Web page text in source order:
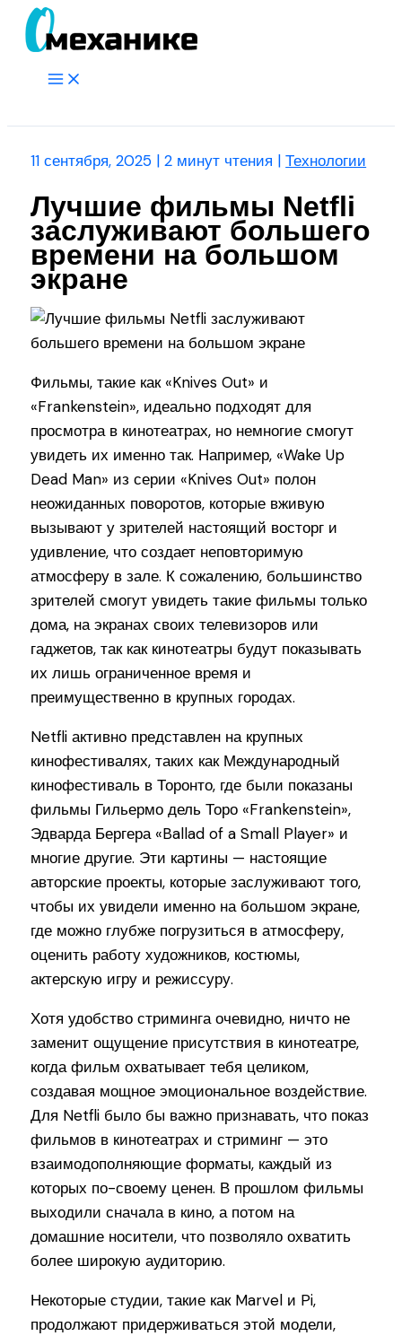
Перейти
Main
11 сентября, 2025 |2 минут чтения |Технологии
Лучшие фильмы Netfli
заслуживают большего
времени на большом
экране
Фильмы, такие как «Knives Out» и
«Frankenstein», идеально подходят для
просмотра в кинотеатрах, но немногие смогут
увидеть их именно так. Например, «Wake Up
Dead Man» из серии «Knives Out» полон
неожиданных поворотов, которые вживую
вызывают у зрителей настоящий восторг и
удивление, что создает неповторимую
атмосферу в зале. К сожалению, большинство
зрителей смогут увидеть такие фильмы только
дома, на экранах своих телевизоров или
гаджетов, так как кинотеатры будут показывать
их лишь ограниченное время и
преимущественно в крупных городах.
Netfli активно представлен на крупных
кинофестивалях, таких как Международный
кинофестиваль в Торонто, где были показаны
фильмы Гильермо дель Торо «Frankenstein»,
Эдварда Бергера «Ballad of a Small Player» и
многие другие. Эти картины — настоящие
авторские проекты, которые заслуживают того,
чтобы их увидели именно на большом экране,
где можно глубже погрузиться в атмосферу,
оценить работу художников, костюмы,
актерскую игру и режиссуру.
Хотя удобство стриминга очевидно, ничто не
заменит ощущение присутствия в кинотеатре,
когда фильм охватывает тебя целиком,
создавая мощное эмоциональное воздействие.
Для Netfli было бы важно признавать, что показ
фильмов в кинотеатрах и стриминг — это
взаимодополняющие форматы, каждый из
которых по-своему ценен. В прошлом фильмы
выходили сначала в кино, а потом на
домашние носители, что позволяло охватить
более широкую аудиторию.
Некоторые студии, такие как Marvel и Pi,
продолжают придерживаться этой модели,